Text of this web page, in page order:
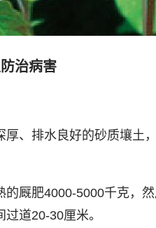
治病害
厚、排水良好的砂质壤
的厩肥4000-5000千克，
道20-30厘米。